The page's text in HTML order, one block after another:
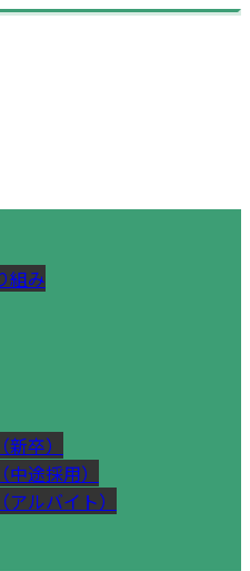
組み
卒）
途採用）
ルバイト）